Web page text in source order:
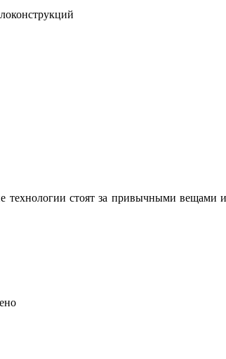
технологии стоят за привычными